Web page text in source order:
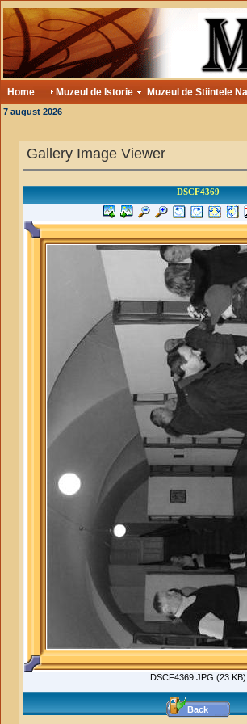
Home Muzeul de Istorie Muzeul de Stiintele
7 august 2026
Gallery Image Viewer
DSCF4369
DSCF4369.JPG (23 KB)